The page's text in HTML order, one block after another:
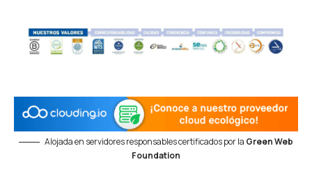
Alojada en servidores responsables certificados por la Green Web
Foundation